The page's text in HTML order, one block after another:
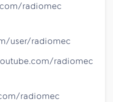
radiomec
user/radiomec
radiomec
radiomec